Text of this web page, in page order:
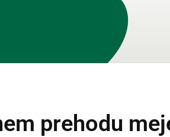
prehodu